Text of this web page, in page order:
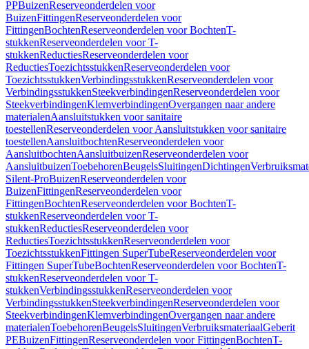
PPBuizenReserveonderdelen voor
BuizenFittingenReserveonderdelen voor
FittingenBochtenReserveonderdelen voor BochtenT-
stukkenReserveonderdelen voor T-
stukkenReductiesReserveonderdelen voor
ReductiesToezichtsstukkenReserveonderdelen voor
ToezichtsstukkenVerbindingsstukkenReserveonderdelen voor
VerbindingsstukkenSteekverbindingenReserveonderdelen voor
SteekverbindingenKlemverbindingenOvergangen naar andere
materialenAansluitstukken voor sanitaire
toestellenReserveonderdelen voor Aansluitstukken voor sanitaire
toestellenAansluitbochtenReserveonderdelen voor
AansluitbochtenAansluitbuizenReserveonderdelen voor
AansluitbuizenToebehorenBeugelsSluitingenDichtingen
Silent-ProBuizenReserveonderdelen voor
BuizenFittingenReserveonderdelen voor
FittingenBochtenReserveonderdelen voor BochtenT-
stukkenReserveonderdelen voor T-
stukkenReductiesReserveonderdelen voor
ReductiesToezichtsstukkenReserveonderdelen voor
ToezichtsstukkenFittingen SuperTubeReserveonderdelen voor
Fittingen SuperTubeBochtenReserveonderdelen voor BochtenT-
stukkenReserveonderdelen voor T-
stukkenVerbindingsstukkenReserveonderdelen voor
VerbindingsstukkenSteekverbindingenReserveonderdelen voor
SteekverbindingenKlemverbindingenOvergangen naar andere
materialenToebehorenBeugelsSluitingenVerbruiksmateriaalGeberit
PEBuizenFittingenReserveonderdelen voor FittingenBochtenT-